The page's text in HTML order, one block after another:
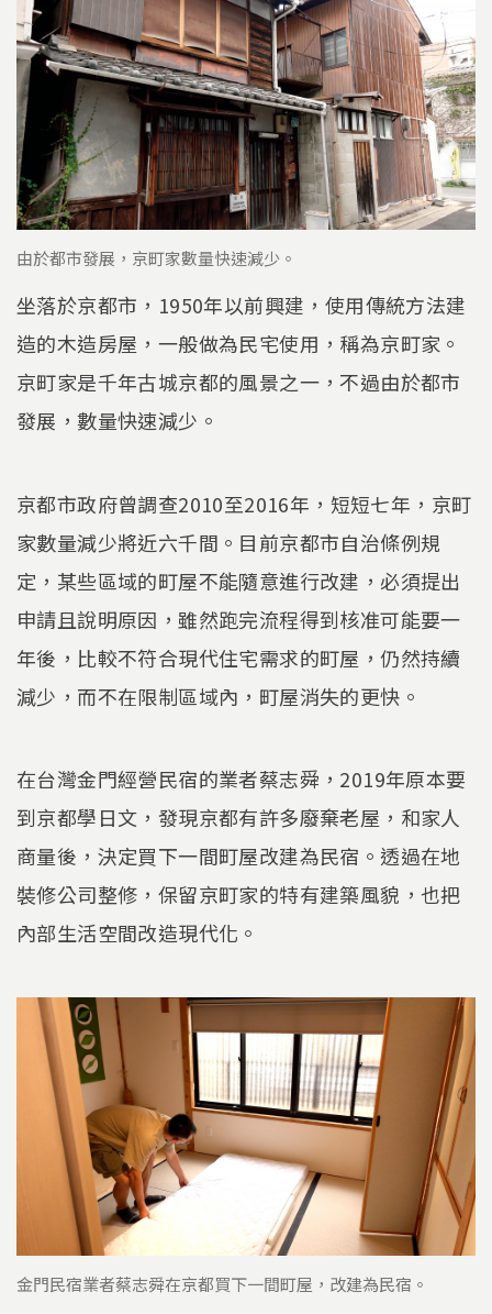
由於都市發展，京町家數量快速減少。
坐落於京都市，1950年以前興建，使用傳統方法建
造的木造房屋，一般做為民宅使用，稱為京町家。
京町家是千年古城京都的風景之一，不過由於都市
發展，數量快速減少。
京都市政府曾調查2010至2016年，短短七年，京町
家數量減少將近六千間。目前京都市自治條例規
定，某些區域的町屋不能隨意進行改建，必須提出
申請且說明原因，雖然跑完流程得到核准可能要一
年後，比較不符合現代住宅需求的町屋，仍然持續
減少，而不在限制區域內，町屋消失的更快。
在台灣金門經營民宿的業者蔡志舜，2019年原本要
到京都學日文，發現京都有許多廢棄老屋，和家人
商量後，決定買下一間町屋改建為民宿。透過在地
裝修公司整修，保留京町家的特有建築風貌，也把
內部生活空間改造現代化。
金門民宿業者蔡志舜在京都買下一間町屋，改建為民宿。